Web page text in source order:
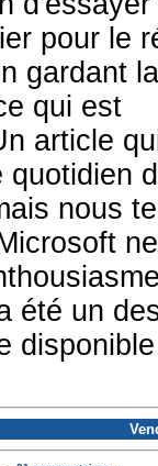
pour le
gardant la
qui est
article
quotidien
nous
été un